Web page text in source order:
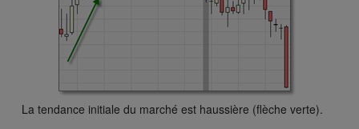
La tendance initiale du marché est haussière (flèche verte).